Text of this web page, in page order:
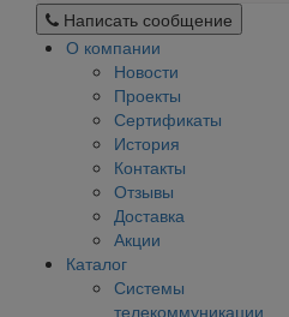
Написать сообщение
О компании
Новости
Проекты
Сертификаты
История
Контакты
Отзывы
Доставка
Акции
Каталог
Системы
телекоммуникации